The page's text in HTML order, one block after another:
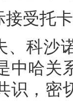
受托
、科沙
中哈关
识，密